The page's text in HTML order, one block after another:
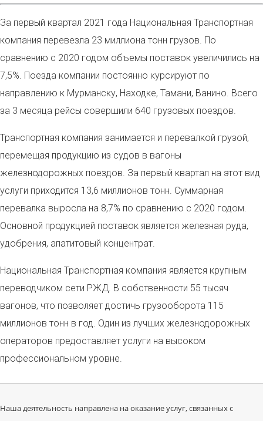
За первый квартал 2021 года Национальная Транспортная
компания перевезла 23 миллиона тонн грузов. По
сравнению с 2020 годом объемы поставок увеличились на
7,5%. Поезда компании постоянно курсируют по
направлению к Мурманску, Находке, Тамани, Ванино. Всего
за 3 месяца рейсы совершили 640 грузовых поездов.
Транспортная компания занимается и перевалкой грузой,
перемещая продукцию из судов в вагоны
железнодорожных поездов. За первый квартал на этот вид
услуги приходится 13,6 миллионов тонн. Суммарная
перевалка выросла на 8,7% по сравнению с 2020 годом.
Основной продукцией поставок является железная руда,
удобрения, апатитовый концентрат.
Национальная Транспортная компания является крупным
переводчиком сети РЖД. В собственности 55 тысяч
вагонов, что позволяет достичь грузооборота 115
миллионов тонн в год. Один из лучших железнодорожных
операторов предоставляет услуги на высоком
профессиональном уровне.
Наша деятельность направлена на оказание услуг, связанных с